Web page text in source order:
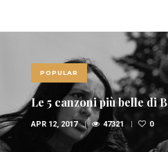
POPULAR
Le 5 canzoni più belle di
APR 12, 2017 47321 0